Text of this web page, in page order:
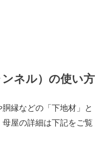
ネル）の使い方
縁などの「下地材」と
屋の詳細は下記をご覧